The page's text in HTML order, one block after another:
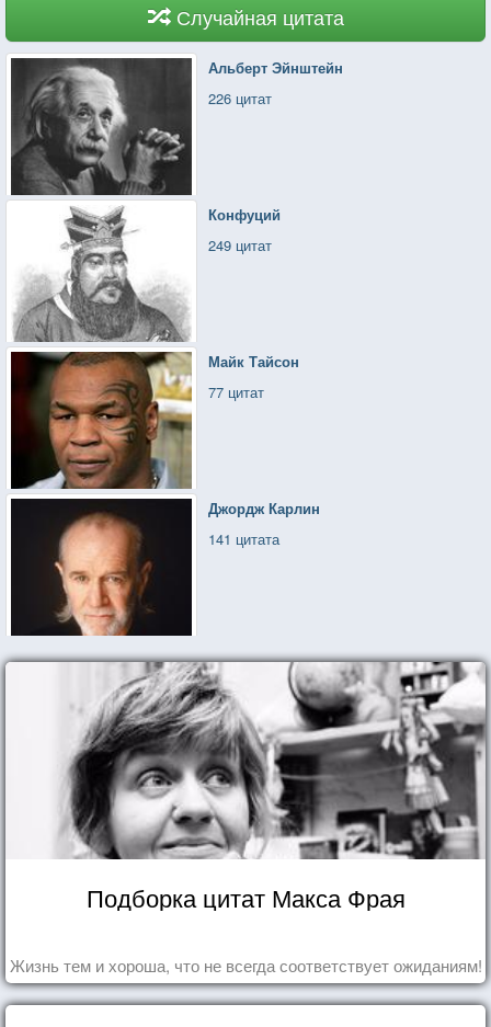
Случайная цитата
Альберт Эйнштейн
226 цитат
Конфуций
249 цитат
Майк Тайсон
77 цитат
Джордж Карлин
141 цитата
Подборка цитат Макса Фрая
Жизнь тем и хороша, что не всегда соответствует ожиданиям!